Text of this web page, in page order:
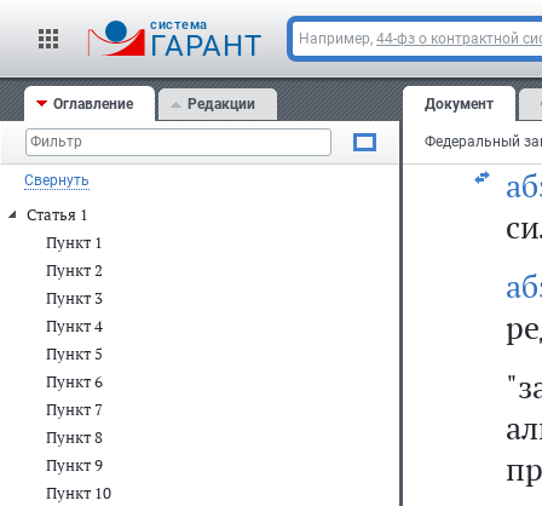
cистема
ГАРАНТ Например, 44-фз о контрактной
Оглавление Редакции
Свернуть
Статья 1
Пункт 1
Пункт 2
Пункт 3
Пункт 4
Пункт 5
Пункт 6
Пункт 7
Пункт 8
Пункт 9
Пункт 10
Документ